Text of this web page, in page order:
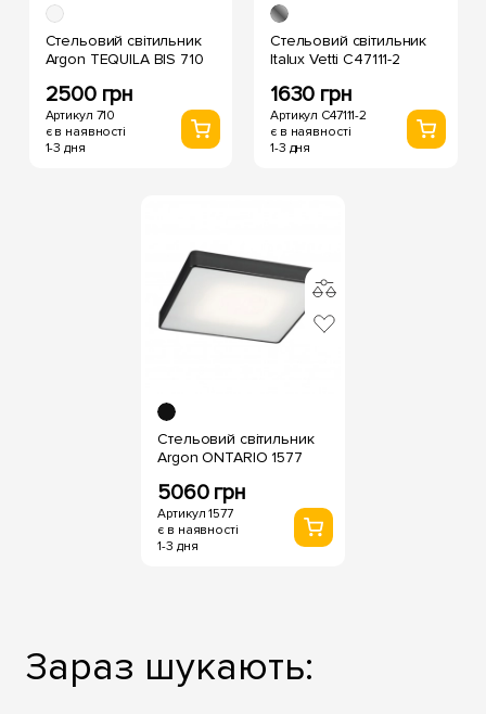
Стельовий світильник
Argon TEQUILA BIS 710
2500 грн
Артикул 710
є в наявності
1-3 дня
Стельовий світильник
Italux Vetti C47111-2
1630 грн
Артикул C47111-2
є в наявності
1-3 дня
Стельовий світильник
Argon ONTARIO 1577
5060 грн
Артикул 1577
є в наявності
1-3 дня
Зараз шукають: